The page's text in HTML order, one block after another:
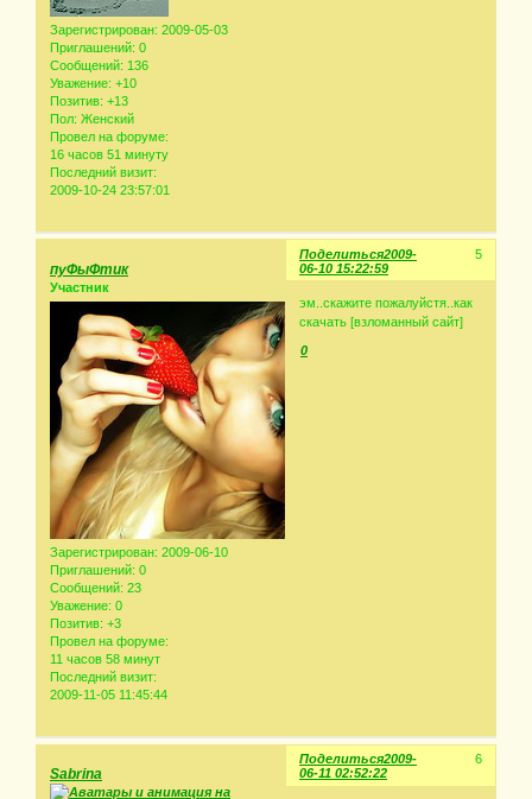
Зарегистрирован: 2009-05-03
Приглашений: 0
Сообщений: 136
Уважение: +10
Позитив: +13
Пол: Женский
Провел на форуме:
16 часов 51 минуту
Последний визит:
2009-10-24 23:57:01
Поделиться 5
2009-
06-10 15:22:59
пуФыФтик
Участник
Зарегистрирован: 2009-06-10
Приглашений: 0
Сообщений: 23
Уважение: 0
Позитив: +3
Провел на форуме:
11 часов 58 минут
Последний визит:
2009-11-05 11:45:44
эм..скажите пожалуйстя..как
скачать [взломанный сайт]
0
Поделиться 6
2009-
06-11 02:52:22
Sabrina